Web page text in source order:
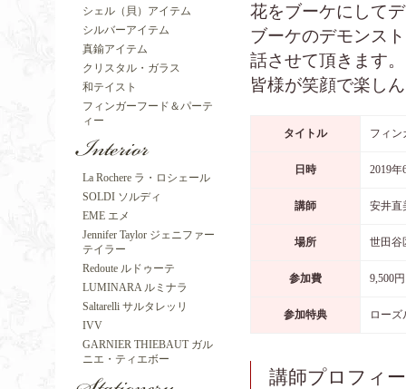
シェル（貝）アイテム
シルバーアイテム
真鍮アイテム
クリスタル・ガラス
和テイスト
フィンガーフード＆パーテ
ィー
La Rochere ラ・ロシェール
SOLDI ソルディ
EME エメ
Jennifer Taylor ジェニファー
テイラー
Redoute ルドゥーテ
LUMINARA ルミナラ
Saltarelli サルタレッリ
IVV
GARNIER THIEBAUT ガル
ニエ・ティエボー
花をブーケにして
ブーケのデモンス
話させて頂きます。
皆様が笑顔で楽し
タイトル フィン
日時 2019
講師 安井直
場所 世田谷
参加費 9,500円
参加特典 ローズ
講師プロフィ